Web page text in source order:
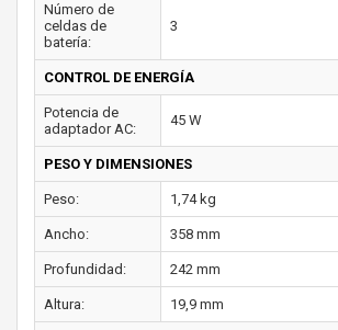
Número de
celdas de
batería:
3
CONTROL DE ENERGÍA
Potencia de
adaptador AC:
45 W
PESO Y DIMENSIONES
Peso: 1,74 kg
Ancho: 358 mm
Profundidad: 242 mm
Altura: 19,9 mm